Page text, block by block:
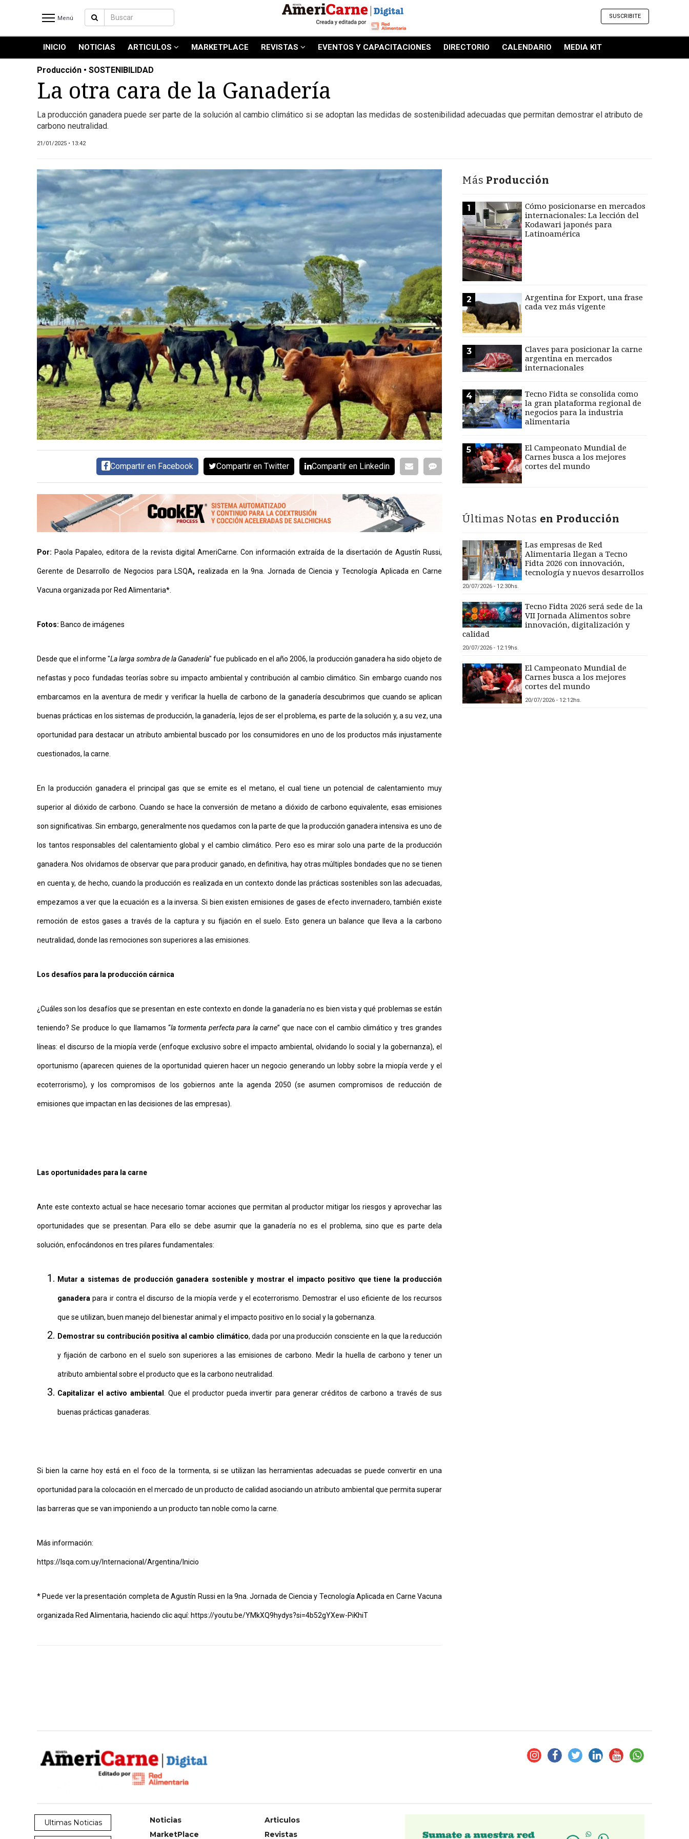
NOTICIAS RECIENTES
NOTICIAS
ARTICULOS
PRODUCCIÓN
PROCESO
PRODUCTO
MARKETPLACE
REVISTAS
REVISTAS
CATÁLOGO DE CORTES DE
CARNE VACUNA
EVENTOS Y
CAPACITACIONES
DIRECTORIO
CALENDARIO
MEDIA KIT
SERVICIOS
CONDICIONES
PRIVACIDAD
Menú SUSCRIBITE
INICIO NOTICIAS ARTICULOS MARKETPLACE REVISTAS EVENTOS Y CAPACITACIONES DIRECTORIO CALENDARIO MEDIA KIT
Producción • SOSTENIBILIDAD
La otra cara de la Ganadería
La producción ganadera puede ser parte de la solución al cambio climático si se adoptan las medidas de sostenibilidad adecuadas que permitan demostrar el atributo de
carbono neutralidad.
21/01/2025 • 13:42
Compartir en Facebook Compartir en Twitter Compartír en Linkedin
Por: Paola Papaleo, editora de la revista digital AmeriCarne. Con información extraída de la disertación de Agustín Russi,
Gerente de Desarrollo de Negocios para LSQA, realizada en la 9na. Jornada de Ciencia y Tecnología Aplicada en Carne
Vacuna organizada por Red Alimentaria*.
Fotos: Banco de imágenes
Desde que el informe "La larga sombra de la Ganadería" fue publicado en el año 2006, la producción ganadera ha sido objeto de
nefastas y poco fundadas teorías sobre su impacto ambiental y contribución al cambio climático. Sin embargo cuando nos
embarcamos en la aventura de medir y verificar la huella de carbono de la ganadería descubrimos que cuando se aplican
buenas prácticas en los sistemas de producción, la ganadería, lejos de ser el problema, es parte de la solución y, a su vez, una
oportunidad para destacar un atributo ambiental buscado por los consumidores en uno de los productos más injustamente
cuestionados, la carne.
En la producción ganadera el principal gas que se emite es el metano, el cual tiene un potencial de calentamiento muy
superior al dióxido de carbono. Cuando se hace la conversión de metano a dióxido de carbono equivalente, esas emisiones
son significativas. Sin embargo, generalmente nos quedamos con la parte de que la producción ganadera intensiva es uno de
los tantos responsables del calentamiento global y el cambio climático. Pero eso es mirar solo una parte de la producción
ganadera. Nos olvidamos de observar que para producir ganado, en definitiva, hay otras múltiples bondades que no se tienen
en cuenta y, de hecho, cuando la producción es realizada en un contexto donde las prácticas sostenibles son las adecuadas,
empezamos a ver que la ecuación es a la inversa. Si bien existen emisiones de gases de efecto invernadero, también existe
remoción de estos gases a través de la captura y su fijación en el suelo. Esto genera un balance que lleva a la carbono
neutralidad, donde las remociones son superiores a las emisiones.
Los desafíos para la producción cárnica
¿Cuáles son los desafíos que se presentan en este contexto en donde la ganadería no es bien vista y qué problemas se están
teniendo? Se produce lo que llamamos “la tormenta perfecta para la carne” que nace con el cambio climático y tres grandes
líneas: el discurso de la miopía verde (enfoque exclusivo sobre el impacto ambiental, olvidando lo social y la gobernanza), el
oportunismo (aparecen quienes de la oportunidad quieren hacer un negocio generando un lobby sobre la miopía verde y el
ecoterrorismo), y los compromisos de los gobiernos ante la agenda 2050 (se asumen compromisos de reducción de
emisiones que impactan en las decisiones de las empresas).
Las oportunidades para la carne
Ante este contexto actual se hace necesario tomar acciones que permitan al productor mitigar los riesgos y aprovechar las
oportunidades que se presentan. Para ello se debe asumir que la ganadería no es el problema, sino que es parte dela
solución, enfocándonos en tres pilares fundamentales:
Mutar a sistemas de producción ganadera sostenible y mostrar el impacto positivo que tiene la producción
ganadera para ir contra el discurso de la miopía verde y el ecoterrorismo. Demostrar el uso eficiente de los recursos
que se utilizan, buen manejo del bienestar animal y el impacto positivo en lo social y la gobernanza.
Demostrar su contribución positiva al cambio climático, dada por una producción consciente en la que la reducción
y fijación de carbono en el suelo son superiores a las emisiones de carbono. Medir la huella de carbono y tener un
atributo ambiental sobre el producto que es la carbono neutralidad.
Capitalizar el activo ambiental . Que el productor pueda invertir para generar créditos de carbono a través de sus
buenas prácticas ganaderas.
Si bien la carne hoy está en el foco de la tormenta, si se utilizan las herramientas adecuadas se puede convertir en una
oportunidad para la colocación en el mercado de un producto de calidad asociando un atributo ambiental que permita superar
las barreras que se van imponiendo a un producto tan noble como la carne.
Más información:
https://lsqa.com.uy/Internacional/Argentina/Inicio
* Puede ver la presentación completa de Agustín Russi en la 9na. Jornada de Ciencia y Tecnología Aplicada en Carne Vacuna
organizada Red Alimentaria, haciendo clic aquí: https://youtu.be/YMkXQ9hydys?si=4b52gYXew-PiKhiT
Más Producción
1
Cómo posicionarse en mercados
internacionales: La lección del
Kodawari japonés para
Latinoamérica
2
Argentina for Export, una frase
cada vez más vigente
3
Claves para posicionar la carne
argentina en mercados
internacionales
4
Tecno Fidta se consolida como
la gran plataforma regional de
negocios para la industria
alimentaria
5
El Campeonato Mundial de
Carnes busca a los mejores
cortes del mundo
Últimas Notas en Producción
Las empresas de Red
Alimentaria llegan a Tecno
Fidta 2026 con innovación,
tecnología y nuevos desarrollos
20/07/2026 - 12:30hs.
Tecno Fidta 2026 será sede de la
VII Jornada Alimentos sobre
innovación, digitalización y
calidad
20/07/2026 - 12:19hs.
El Campeonato Mundial de
Carnes busca a los mejores
cortes del mundo
20/07/2026 - 12:12hs.
Ultimas Noticias Noticias
Articulos
MarketPlace
Revistas